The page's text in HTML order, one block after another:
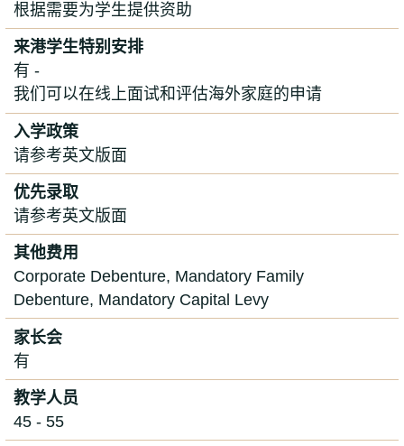
根据需要为学生提供资助
来港学生特别安排
有 -
我们可以在线上面试和评估海外家庭的申请
入学政策
请参考英文版面
优先录取
请参考英文版面
其他费用
Corporate Debenture, Mandatory Family
Debenture, Mandatory Capital Levy
家长会
有
教学人员
45 - 55